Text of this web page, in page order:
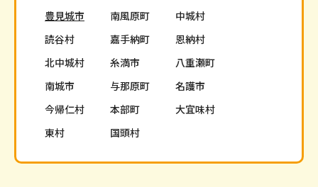
豊見城市
南風原町
中城村
読谷村
嘉手納町
恩納村
北中城村
糸満市
八重瀬町
南城市
与那原町
名護市
今帰仁村
本部町
大宜味村
東村
国頭村